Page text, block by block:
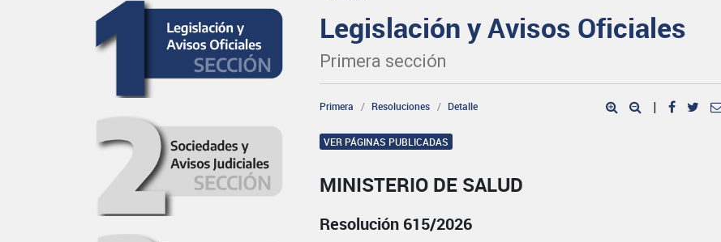
Legislación y Avisos Oficiales
Primera sección
Primera Resoluciones Detalle |
VER PÁGINAS PUBLICADAS
MINISTERIO DE SALUD
Resolución 615/2026